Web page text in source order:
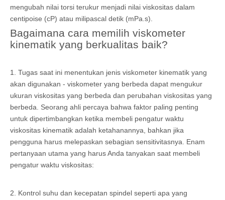
mengubah nilai torsi terukur menjadi nilai viskositas dalam
centipoise (cP) atau milipascal detik (mPa.s).
Bagaimana cara memilih viskometer
kinematik yang berkualitas baik?
1. Tugas saat ini menentukan jenis viskometer kinematik yang
akan digunakan - viskometer yang berbeda dapat mengukur
ukuran viskositas yang berbeda dan perubahan viskositas yang
berbeda. Seorang ahli percaya bahwa faktor paling penting
untuk dipertimbangkan ketika membeli pengatur waktu
viskositas kinematik adalah ketahanannya, bahkan jika
pengguna harus melepaskan sebagian sensitivitasnya. Enam
pertanyaan utama yang harus Anda tanyakan saat membeli
pengatur waktu viskositas:
2. Kontrol suhu dan kecepatan spindel seperti apa yang